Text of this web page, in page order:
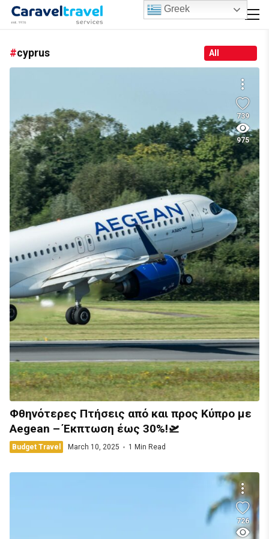
cyprus All
739
975
Φθηνότερες Πτήσεις από και προς Κύπρο με
Aegean – Έκπτωση έως 30%!🛫
Budget Travel March 10, 2025 1 Min Read
726
Greek